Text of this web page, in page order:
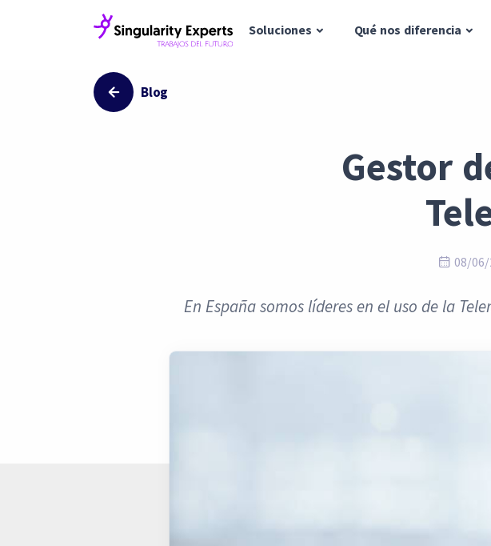
Soluciones Qué nos diferencia
Blog
Gestor
08/06/
En España somos líderes en el uso de la